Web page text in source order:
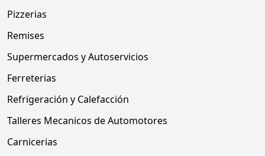
Pizzerias
Remises
Supermercados y Autoservicios
Ferreterias
Refrigeración y Calefacción
Talleres Mecanicos de Automotores
Carnicerias